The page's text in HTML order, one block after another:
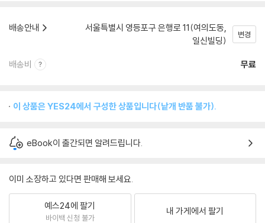
배송안내
서울특별시 영등포구 은행로 11(여의도동,
일신빌딩)
변경
배송비 무료
이 상품은 YES24에서 구성한 상품입니다(낱개 반품 불가).
eBook이 출간되면 알려드립니다.
이미 소장하고 있다면 판매해 보세요.
예스24에 팔기
바이백 신청 불가
내 가게에서 팔기